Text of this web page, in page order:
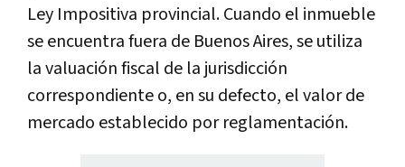
Ley Impositiva provincial. Cuando el inmueble
se encuentra fuera de Buenos Aires, se utiliza
la valuación fiscal de la jurisdicción
correspondiente o, en su defecto, el valor de
mercado establecido por reglamentación.